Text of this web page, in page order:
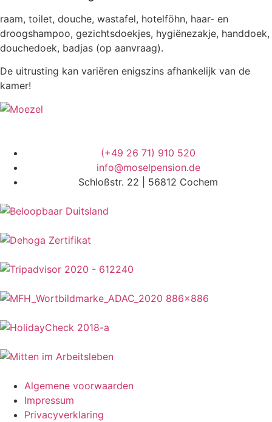
raam, toilet, douche, wastafel, hotelföhn, haar- en
droogshampoo, gezichtsdoekjes, hygiënezakje, handdoek,
douchedoek, badjas (op aanvraag).
De uitrusting kan variëren enigszins afhankelijk van de
kamer!
(+49 26 71) 910 520
info@moselpension.de
Schloßstr. 22 | 56812 Cochem
Algemene voorwaarden
Impressum
Privacyverklaring